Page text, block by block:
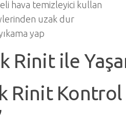
hava temizleyici kullan
uzak dur
yap
Rinit ile
Rinit Kontrol